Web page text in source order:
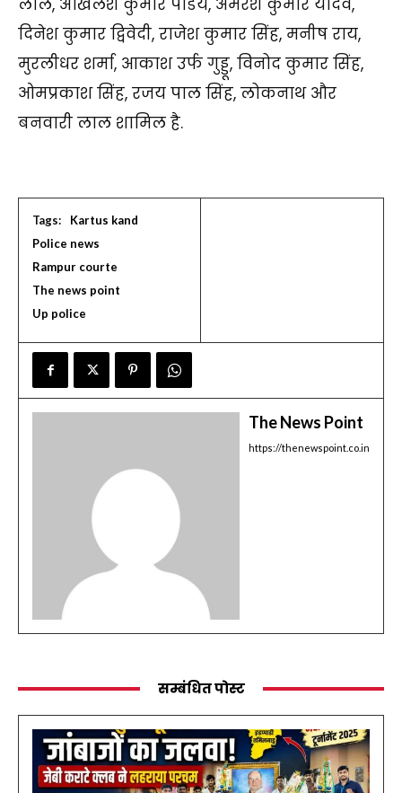
लाल, अखिलेश कुमार पांडेय, अमरेश कुमार यादव,
दिनेश कुमार द्विवेदी, राजेश कुमार सिंह, मनीष राय,
मुरलीधर शर्मा, आकाश उर्फ गुड्डू, विनोद कुमार सिंह,
ओमप्रकाश सिंह, रजय पाल सिंह, लोकनाथ और
बनवारी लाल शामिल है.
Tags:
Kartus kand
Police news
Rampur courte
The news point
Up police
The News Point
https://thenewspoint.co.in
सम्बंधित पोस्ट